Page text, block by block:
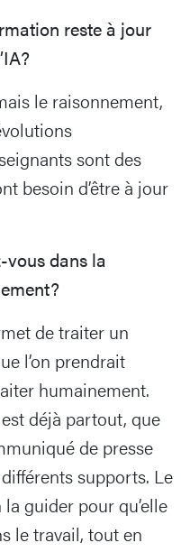
reste à jour
le raisonnement,
sont des
besoin d’être à jour
vous dans la
de traiter un
l’on prendrait
humainement.
déjà partout, que
de presse
supports. Le
guider pour qu’elle
le travail, tout en